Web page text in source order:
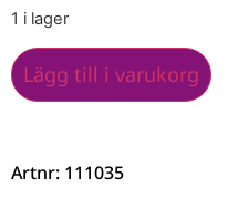
1 i lager
Lägg till i varukorg
Artnr: 111035